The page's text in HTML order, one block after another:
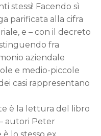
stessi! Facendo sì
parificata alla cifra
e – con il decreto
fra
aziendale
e medio-piccole
casi rappresentano
è la lettura del libro
autori Peter